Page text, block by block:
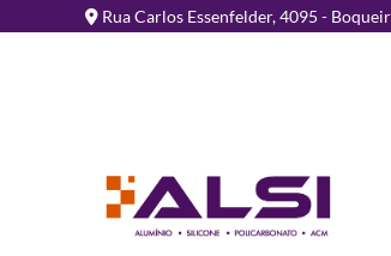
Rua Carlos Essenfelder, 4095 -
Chapa de ACM
Medianeira - PR